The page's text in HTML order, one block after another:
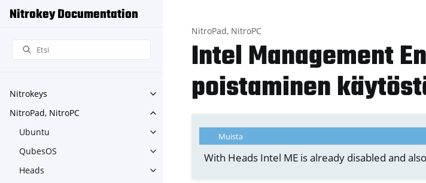
Nitrokey Documentation
Nitrokeys
Toggle navigation of Nitrokeys
NitroPad, NitroPC
Toggle navigation of NitroPad, NitroPC
Ubuntu
Toggle navigation of Ubuntu
QubesOS
Toggle navigation of QubesOS
Heads
Toggle navigation of Heads
NitroPad, NitroPC
Intel Management
poistaminen
Muista
With Heads Intel ME is already disabled and